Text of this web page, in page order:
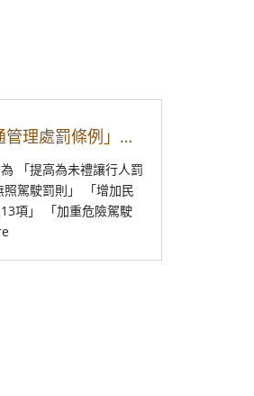
​「道路交通管理處罰條例」修法新訊
「提高為未禮讓行人罰
照駕駛罰則」 「增加民
項」 「加重危險駕駛